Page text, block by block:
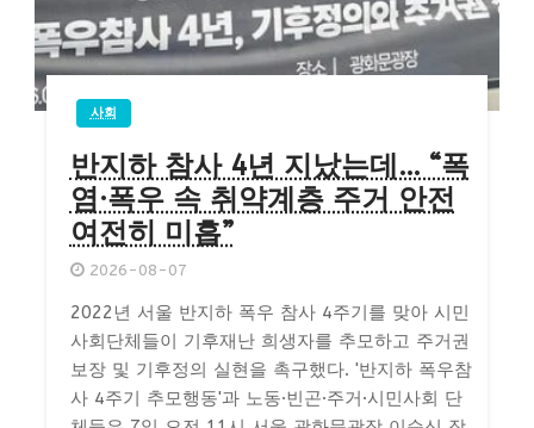
사회
반지하 참사 4년 지났는데… “폭
염·폭우 속 취약계층 주거 안전
여전히 미흡”
2026-08-07
2022년 서울 반지하 폭우 참사 4주기를 맞아 시민
사회단체들이 기후재난 희생자를 추모하고 주거권
보장 및 기후정의 실현을 촉구했다. '반지하 폭우참
사 4주기 추모행동'과 노동·빈곤·주거·시민사회 단